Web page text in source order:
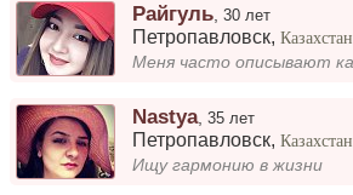
Райгуль,30 лет
Петропавловск,Казахстан
Nastya,35 лет
Петропавловск,Казахстан
Ищу гармонию в жизни